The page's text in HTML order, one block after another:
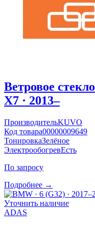
Ветровое стекло
X7 · 2013–
ПроизводительKUVO
Код товара00000009649
ТонировкаЗелёное
ЭлектрообогревЕсть
По запросу
Подробнее →
Уточнить наличие
ADAS